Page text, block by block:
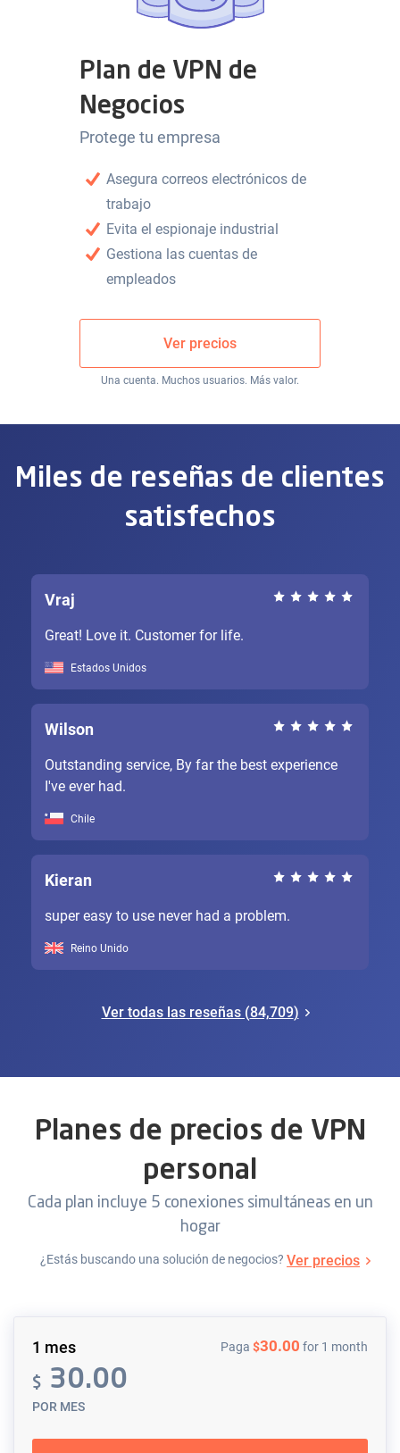
Plan de VPN de
Negocios
Protege tu empresa
Asegura correos electrónicos de
trabajo
Evita el espionaje industrial
Gestiona las cuentas de
empleados
Ver precios
Una cuenta. Muchos usuarios. Más valor.
Miles de reseñas de clientes
satisfechos
Vraj
Great! Love it. Customer for life.
Estados Unidos
Wilson
Outstanding service, By far the best experience
I've ever had.
Chile
Kieran
super easy to use never had a problem.
Reino Unido
Ver todas las reseñas (84,709)
Planes de precios de VPN
personal
Cada plan incluye 5 conexiones simultáneas en un
hogar
¿Estás buscando una solución de negocios? Ver precios
1 mes
$ 30.00
POR MES
Paga $30.00 for 1 month